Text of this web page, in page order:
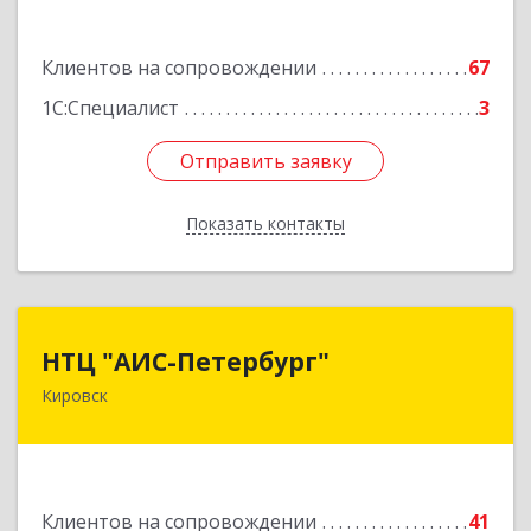
Клиентов на сопровождении
67
1С:Специалист
3
Отправить заявку
Показать контакты
Отправить заявку
Назад
НТЦ "АИС-Петербург"
Кировск
Клиентов на сопровождении 41
НТЦ "АИС-Петербург"
187342, Ленинградская обл, Кировск г, р-н